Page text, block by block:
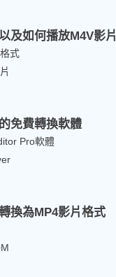
及如何播放M4V影片
式
免費轉換軟體
Pro軟體
換為MP4影片格式